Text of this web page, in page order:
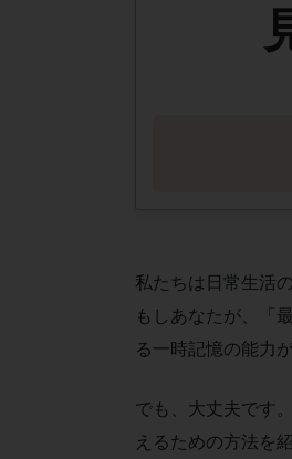
私たちは日常生活
もしあなたが、「
る一時記憶の能力
でも、大丈夫です
えるための方法を